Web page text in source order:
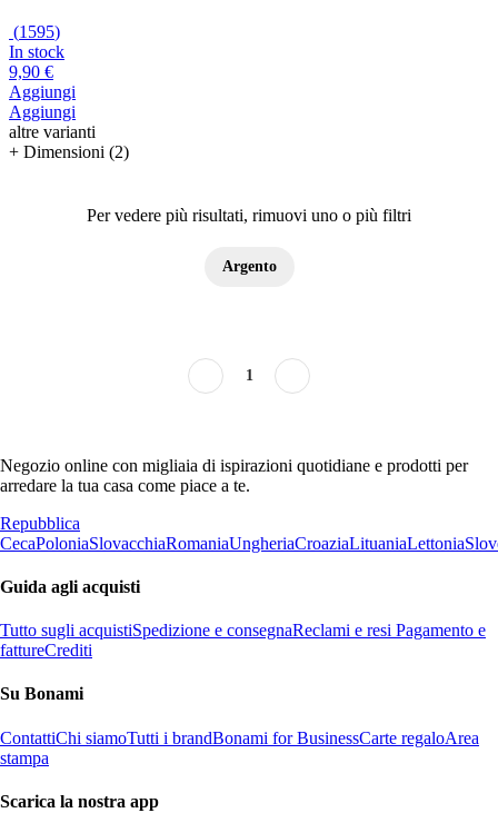
(1595)
In stock
9,90 €
Aggiungi
Aggiungi
altre varianti
+ Dimensioni (2)
Per vedere più risultati, rimuovi uno o più filtri
Argento
1
Negozio online con migliaia di ispirazioni quotidiane e prodotti per
arredare la tua casa come piace a te.
Repubblica
CecaPoloniaSlovacchiaRomaniaUngheriaCroaziaLituaniaLettonia
Guida agli acquisti
Tutto sugli acquistiSpedizione e consegnaReclami e resi Pagamento e
fattureCrediti
Su Bonami
ContattiChi siamoTutti i brandBonami for BusinessCarte regaloArea
stampa
Scarica la nostra app